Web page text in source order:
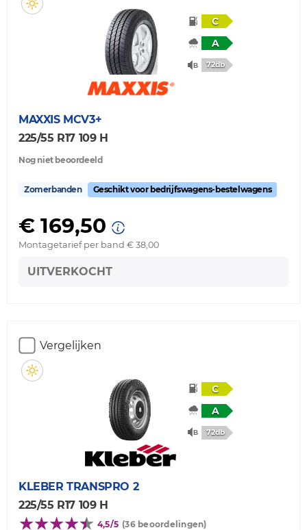
C
A
72db
MAXXIS MCV3+
225/55 R17 109 H
Nog niet beoordeeld
Zomerbanden Geschikt voor bedrijfswagens-bestelwagens
€ 169,50
Montagetarief per band € 38,00
UITVERKOCHT
Vergelijken
C
A
72db
KLEBER TRANSPRO 2
225/55 R17 109 H
4,5/5 (36 beoordelingen)